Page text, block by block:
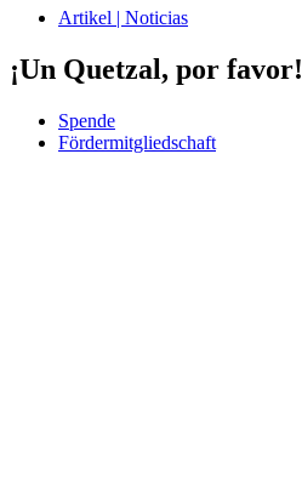
Artikel | Noticias
¡Un Quetzal, por favor!
Spende
Fördermitgliedschaft